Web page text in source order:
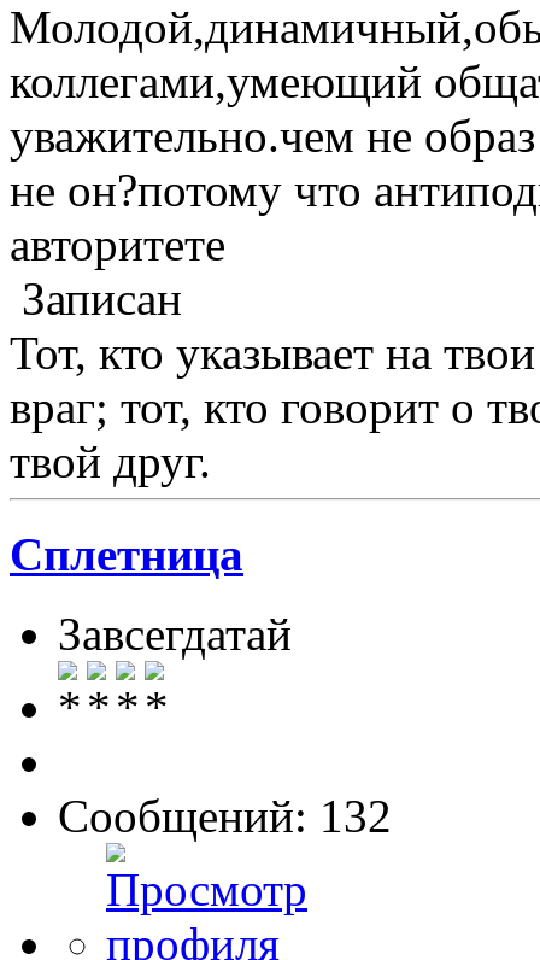
коллегами,умеющий
уважительно.чем не
не он?потому что
авторитете
Записан
Тот, кто указывает на
враг; тот, кто говорит о
твой друг.
Сплетница
Завсегдатай
Сообщений: 132